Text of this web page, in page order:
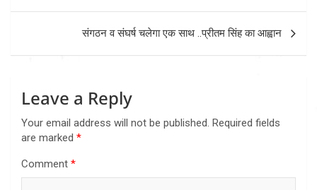
संगठन व संघर्ष चलेगा एक साथ ..प्रीतम सिंह का आह्वान
Leave a Reply
Your email address will not be published. Required fields
are marked *
Comment *